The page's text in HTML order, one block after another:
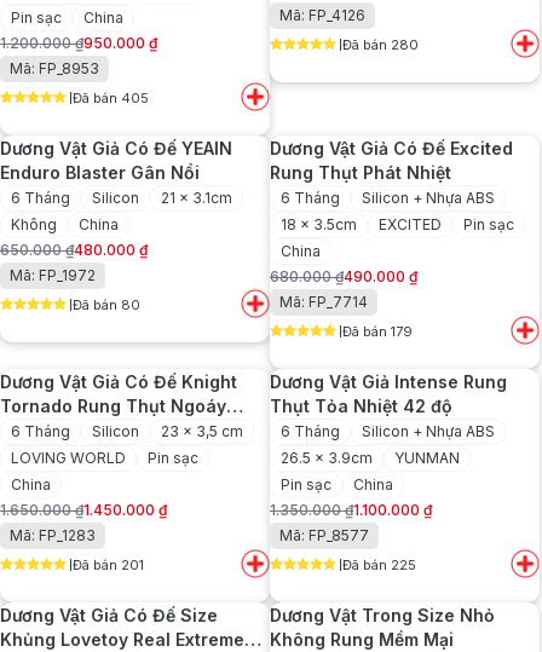
Pin sạc
China
1.200.000₫
Giá
gốc
là:
1.200.000 ₫.
950.000 ₫
Giá
hiện
tại
là:
950.000 ₫.
Mã: FP_8953
Đã bán 405
gốc
là:
750.000 ₫.
hiện
tại
là:
490.000 ₫.
Mã: FP_4126
Đã bán 280
Dương Vật Giả Có Đế YEAIN
Enduro Blaster Gân Nổi
6 Tháng Silicon
21 x 3.1cm
Không
China
650.000₫
Giá
gốc
là:
650.000 ₫.
480.000 ₫
Giá
hiện
tại
là:
Mã: FP_1972
Đã bán 80
Dương Vật Giả Có Đế Excited
Rung Thụt Phát Nhiệt
6 Tháng
Silicon + Nhựa ABS
18 x 3.5cm
EXCITED
Pin sạc
China
680.000₫
Giá
gốc
là:
680.000 ₫.
490.000 ₫
Giá
hiện
tại
là:
490.000 ₫.
Mã: FP_7714
Đã bán 179
Dương Vật Giả Có Đế Knight
Tornado Rung Thụt Ngoáy
Điều Khiển Từ Xa
6 Tháng Silicon
23 x 3,5 cm
LOVING WORLD
Pin sạc
China
1.650.000₫
Giá
gốc
là:
1.650.000 ₫.
1.450.000 ₫
Giá
hiện
tại
là:
1.450.000 ₫.
Mã: FP_1283
Đã bán 201
Dương Vật Giả Intense Rung
Thụt Tỏa Nhiệt 42 độ
6 Tháng
Silicon + Nhựa ABS
26.5 x 3.9cm
YUNMAN
Pin sạc
China
1.350.000₫
Giá
gốc
là:
1.350.000 ₫.
1.100.000 ₫
Giá
hiện
tại
là:
1.100.000 ₫.
Mã: FP_8577
Đã bán 225
Dương Vật Giả Có Đế Size
Khủng Lovetoy Real Extreme
Dương Vật Trong Size Nhỏ
Không Rung Mềm Mại